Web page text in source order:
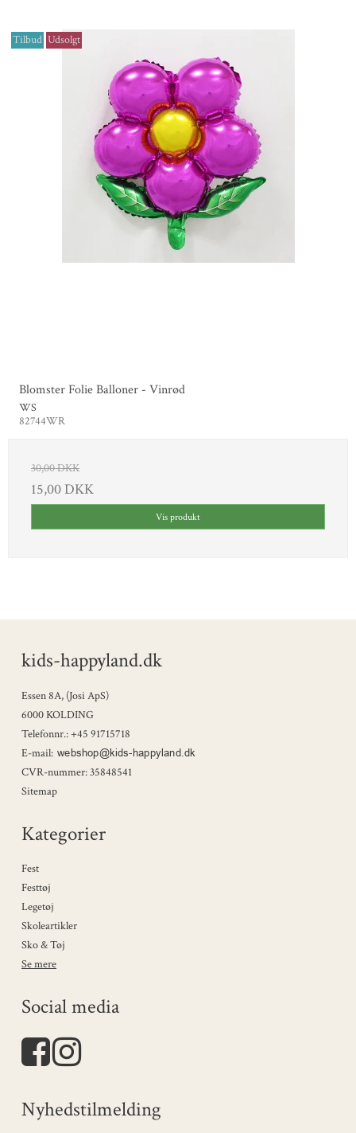
Tilbud Udsolgt
Blomster Folie Balloner - Vinrød
WS
82744WR
30,00 DKK
15,00 DKK
Vis produkt
kids-happyland.dk
Essen 8A, (Josi ApS)
6000 KOLDING
Telefonnr.:+45 91715718
E-mail:
CVR-nummer:35848541
Sitemap
Kategorier
Fest
Festtøj
Legetøj
Skoleartikler
Sko & Tøj
Se mere
Social media
Nyhedstilmelding